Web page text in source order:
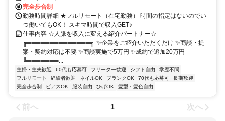
完全歩合制
勤務時間詳細 ★フルリモート（在宅勤務） 時間の指定はないのでい
つ働いてもOK！ スキマ時間で収入GET♪
仕事内容 ☆人脈を収入に変える紹介パートナー☆
╔══════════════╗ ✨企業をご紹介いただくだけ ✨商談・提
案・契約対応は不要 ✨商談実施で5万円 ✨成約で追加20万円
╚═══════...
主婦・主夫歓迎 60代も応募可 フリーター歓迎 シフト自由
学歴不問
フルリモート
経験者歓迎 ネイルOK ブランクOK 70代も応募可
長期歓迎
完全歩合制
ピアスOK 服装自由 ひげOK 髪型・髪色自由
前へ 1 次へ